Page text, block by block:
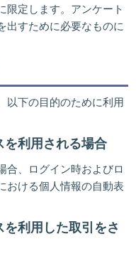
限定します。アンケート
出すために必要なものに
以下の目的のために利用
を利用される場合
合、ログイン時およびロ
おける個人情報の自動表
を利用した取引をさ